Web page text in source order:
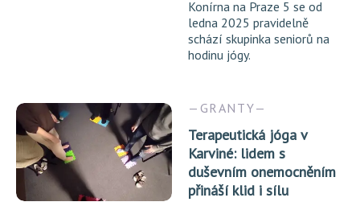
Konírna na Praze 5 se od
ledna 2025 pravidelně
schází skupinka seniorů na
hodinu jógy.
GRANTY
Terapeutická jóga v
Karviné: lidem s
duševním onemocněním
přináší klid i sílu